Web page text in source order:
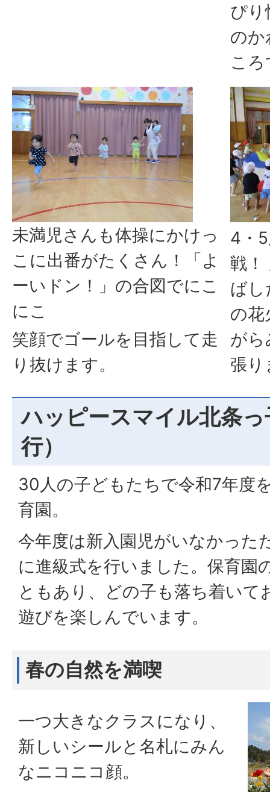
ぴり
のか
こ
未満児さんも体操にかけっ
こに出番がたくさん！「よ
ーいドン！」の合図でにこ
にこ
笑顔でゴールを目指して走
り抜けます。
4・
戦！
ばし
の花
がら
張り
ハッピースマイル北条
行）
30人の子どもたちで令和7年度
育園。
今年度は新入園児がいなかった
に進級式を行いました。保育園
ともあり、どの子も落ち着いて
遊びを楽しんでいます。
春の自然を満喫
一つ大きなクラスになり、
新しいシールと名札にみん
なニコニコ顔。